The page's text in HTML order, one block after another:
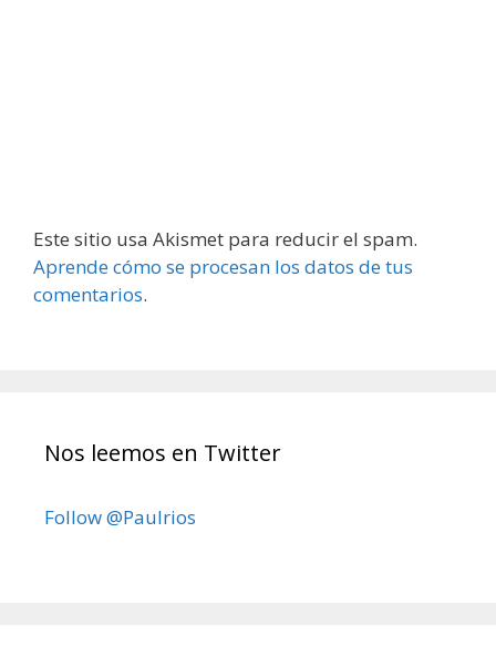
Este sitio usa Akismet para reducir el spam.
Aprende cómo se procesan los datos de tus
comentarios.
Nos leemos en Twitter
Follow @Paulrios